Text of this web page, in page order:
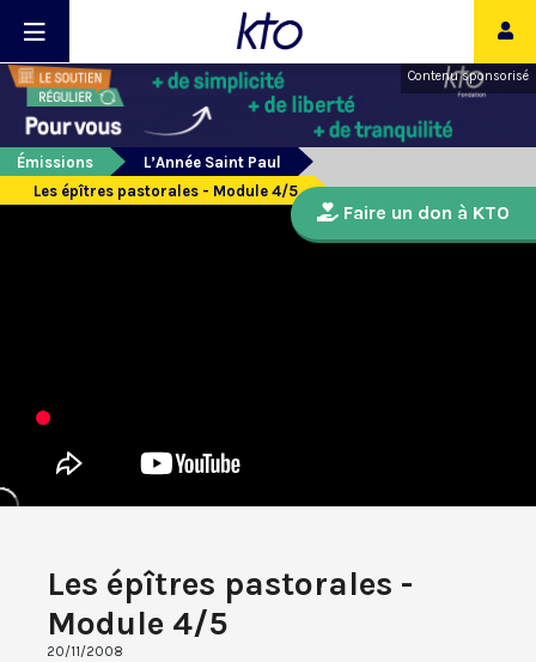
Contenu sponsorisé
Émissions
L’Année Saint Paul
Les épîtres pastorales - Module 4/5
Les épîtres pastorales -
Module 4/5
20/11/2008
Faire un don à KTO